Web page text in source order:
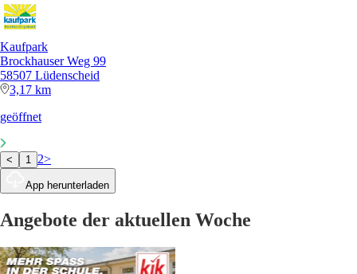
Kaufpark
Brockhauser Weg 99
58507 Lüdenscheid
3,17 km
geöffnet
< 1 2>
App herunterladen
Angebote der aktuellen Woche